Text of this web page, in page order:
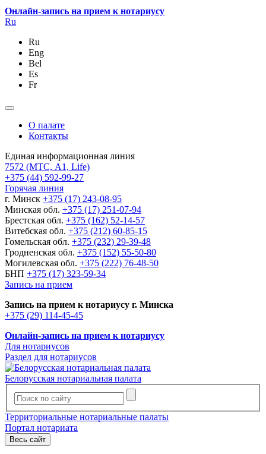
Онлайн-запись на прием к нотариусу
Ru
Ru
Eng
Bel
Es
Fr
О палате
Контакты
Единая информационная линия
7572 (МТС, A1, Life)
+375 (44) 592-99-27
Горячая линия
г. Минск +375 (17) 243-08-95
Минская обл. +375 (17) 251-07-94
Брестская обл. +375 (162) 52-14-57
Витебская обл. +375 (212) 60-85-15
Гомельская обл. +375 (232) 29-39-48
Гродненская обл. +375 (152) 55-50-80
Могилевская обл. +375 (222) 76-48-50
БНП +375 (17) 323-59-34
Запись на прием
Запись на прием к нотариусу г. Минска
+375 (29) 114-45-45
Онлайн-запись на прием к нотариусу
Для нотариусов
Раздел для нотариусов
Белорусская нотариальная палата
Территориальные нотариальные палаты
Портал нотариата
Весь сайт